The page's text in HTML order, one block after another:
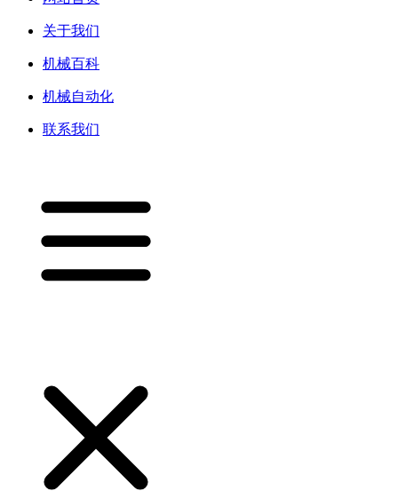
关于我们
机械百科
机械自动化
联系我们